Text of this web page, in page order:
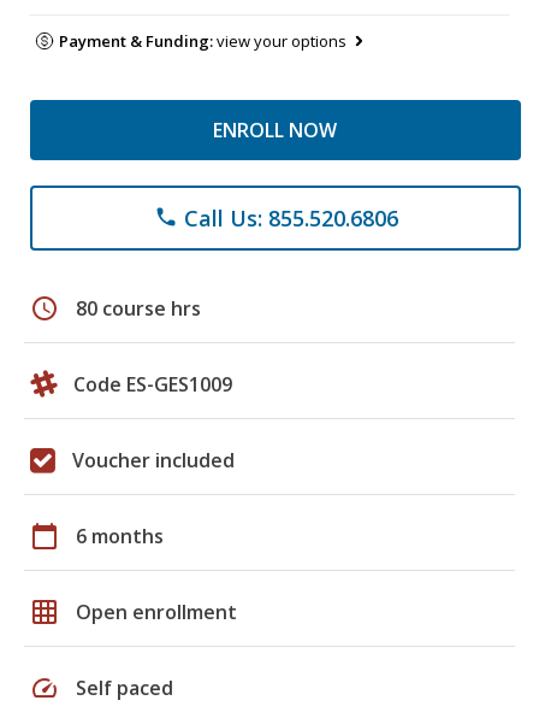
Payment & Funding:view your options
ENROLL NOW
phone Call Us: 855.520.6806
schedule 80 course hrs
Code ES-GES1009
Voucher included
calendar_today 6 months
grid_on Open enrollment
speed Self paced